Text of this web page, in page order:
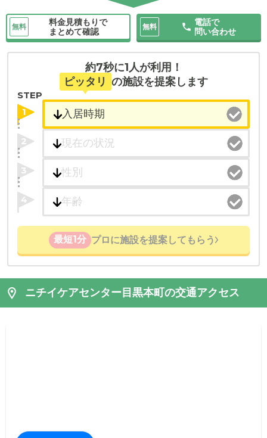
無料
料金見積もりで
まとめて確認
無料
電話で
問い合わせ
約7秒に1人が利用！
ピッタリ の施設を提案します
STEP
1
2
3
4
最短1分 プロに施設を提案してもらう
ニチイケアセンター目黒本町の交通アクセス